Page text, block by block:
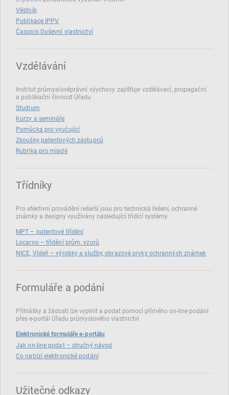
Věstník
Publikace IPPV
Časopis Duševní vlastnictví
Vzdělávání
Institut průmyslověprávní výychovy zajišťuje vzdělávací, propagační
a publikační činnost Úřadu
Studium
Kurzy a semináře
Pomůcka pro vyučující
Zkoušky patentových zástupců
Rubrika pro mladé
Třídníky
Pro efektivní provádění rešerší jsou pro technická řešení, ochranné
známky a designy využívány následující třídící systémy
MPT – patentové třídění
Locarno – třídění prům. vzorů
NICE, Vídeň – výrobky a služby, obrazové prvky ochranných známek
Formuláře a podání
Přihlášky a žádosti lze vyplnit a podat pomocí přímého on‑line podání
přes e‑portál Úřadu průmyslového vlastnictví
Elektronické formuláře e-portálu
Jak on-line podat – stručný návod
Co nabízí elektronické podání
Užitečné odkazy